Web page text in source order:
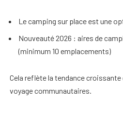
Le camping sur place est une
Nouveauté 2026 : aires de
(minimum 10 emplacements)
Cela reflète la tendance
voyage communautaires.